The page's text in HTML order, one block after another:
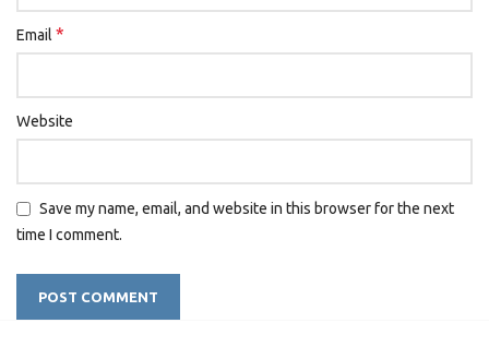
Email *
Website
Save my name, email, and website in this browser for the next
time I comment.